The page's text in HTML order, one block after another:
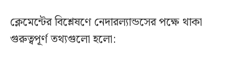
ক্লেমেন্টের বিশ্লেষণে নেদারল্যান্ডসের পক্ষে থাকা
গুরুত্বপূর্ণ তথ্যগুলো হলো: